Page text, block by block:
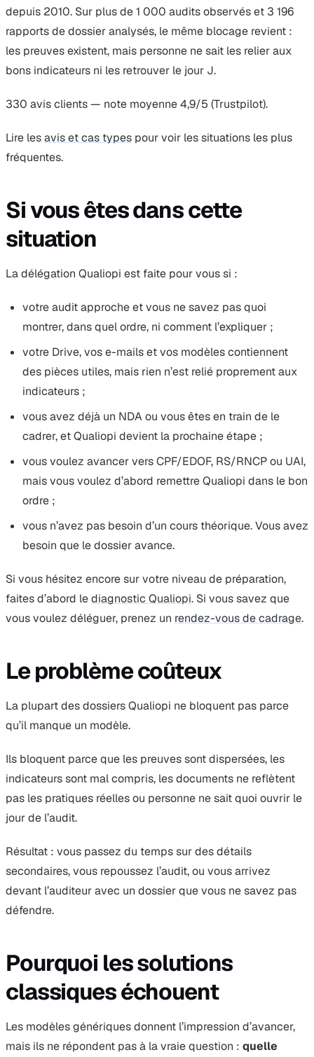
depuis 2010. Sur plus de 1 000 audits observés et 3 196
rapports de dossier analysés, le même blocage revient :
les preuves existent, mais personne ne sait les relier aux
bons indicateurs ni les retrouver le jour J.
330 avis clients — note moyenne 4,9/5 (Trustpilot).
Lire lesavis et cas types pour voir les situations les plus
fréquentes.
Si vous êtes dans cette
situation
La délégation Qualiopi est faite pour vous si :
votre audit approche et vous ne savez pas quoi
montrer, dans quel ordre, ni comment l’expliquer ;
votre Drive, vos e-mails et vos modèles contiennent
des pièces utiles, mais rien n’est relié proprement aux
indicateurs ;
vous avez déjà un NDA ou vous êtes en train de le
cadrer, et Qualiopi devient la prochaine étape ;
vous voulez avancer vers CPF/EDOF, RS/RNCP ou UAI,
mais vous voulez d’abord remettre Qualiopi dans le bon
ordre ;
vous n’avez pas besoin d’un cours théorique. Vous avez
besoin que le dossier avance.
Si vous hésitez encore sur votre niveau de préparation,
faites d’abord lediagnostic Qualiopi. Si vous savez que
vous voulez déléguer, prenez un rendez-vous de cadrage.
Le problème coûteux
La plupart des dossiers Qualiopi ne bloquent pas parce
qu’il manque un modèle.
Ils bloquent parce que les preuves sont dispersées, les
indicateurs sont mal compris, les documents ne reflètent
pas les pratiques réelles ou personne ne sait quoi ouvrir le
jour de l’audit.
Résultat : vous passez du temps sur des détails
secondaires, vous repoussez l’audit, ou vous arrivez
devant l’auditeur avec un dossier que vous ne savez pas
défendre.
Pourquoi les solutions
classiques échouent
Les modèles génériques donnent l’impression d’avancer,
mais ils ne répondent pas à la vraie question : quelle